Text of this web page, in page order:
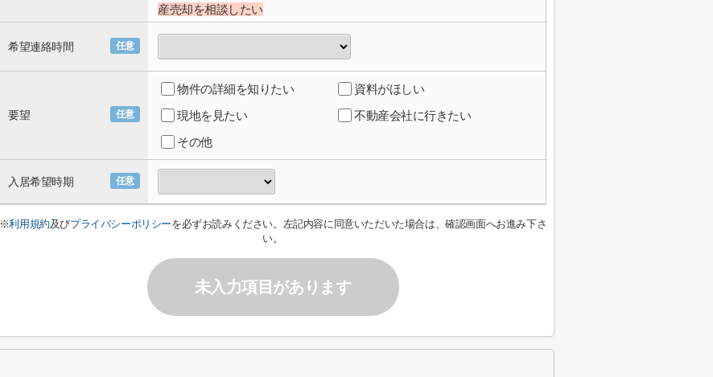
産売却を相談したい
任意
希望連絡時間
任意
要望
物件の詳細を知りたい
資料がほしい
現地を見たい
不動産会社に行きたい
その他
任意
入居希望時期
※利用規約及びプライバシーポリシーを必ずお読みください。左記内容に同意いただいた場合は、確認画面へお進み下さ
い。
未入力項目があります